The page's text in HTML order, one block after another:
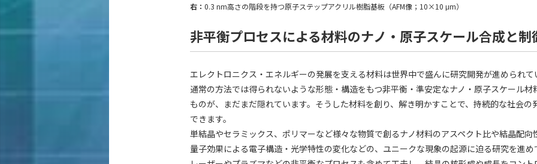
右： 0.3 nm高さの階段を持つ原子ステップアクリル樹脂基板（AFM像；10×10 μm）
非平衡プロセスによる材料のナノ・原子スケール合成と制
エレクトロニクス・エネルギーの発展を支える材料は世界中で盛んに研究開発が進められ
通常の方法では得られないような形態・構造をもつ非平衡・準安定なナノ・原子スケール材
ものが、まだまだ隠れています。そうした材料を創り、解き明かすことで、持続的な社会の
できます。
単結晶やセラミックス、ポリマーなど様々な物質で創るナノ材料のアスペクト比や結晶配向
量子効果による電子構造・光学特性の変化などの、ユニークな現象の起源に迫る研究を進め